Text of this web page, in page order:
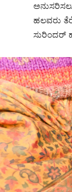
ಹಲವರು
ಸುರಿಂದರ್